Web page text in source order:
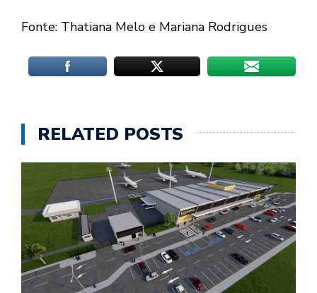
Fonte: Thatiana Melo e Mariana Rodrigues
RELATED POSTS